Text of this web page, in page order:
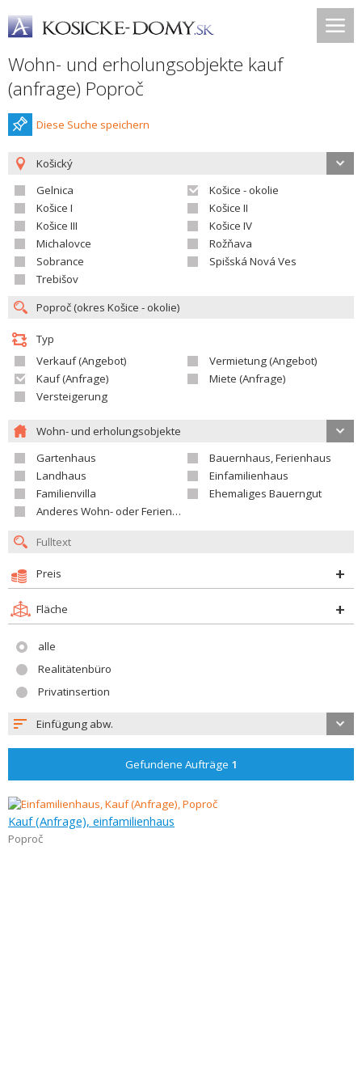
Wohn- und erholungsobjekte kauf
(anfrage) Poproč
Diese Suche speichern
Košický
Gelnica
Košice - okolie
Košice I
Košice II
Košice III
Košice IV
Michalovce
Rožňava
Sobrance
Spišská Nová Ves
Trebišov
Typ
Verkauf (Angebot)
Vermietung (Angebot)
Kauf (Anfrage)
Miete (Anfrage)
Versteigerung
Wohn- und erholungsobjekte
Gartenhaus
Bauernhaus, Ferienhaus
Landhaus
Einfamilienhaus
Familienvilla
Ehemaliges Bauerngut
Anderes Wohn- oder Ferienobjekt
Preis
Fläche
alle
Realitätenbüro
Privatinsertion
Einfügung abw.
Gefundene Aufträge 1
Kauf (Anfrage), einfamilienhaus
Poproč